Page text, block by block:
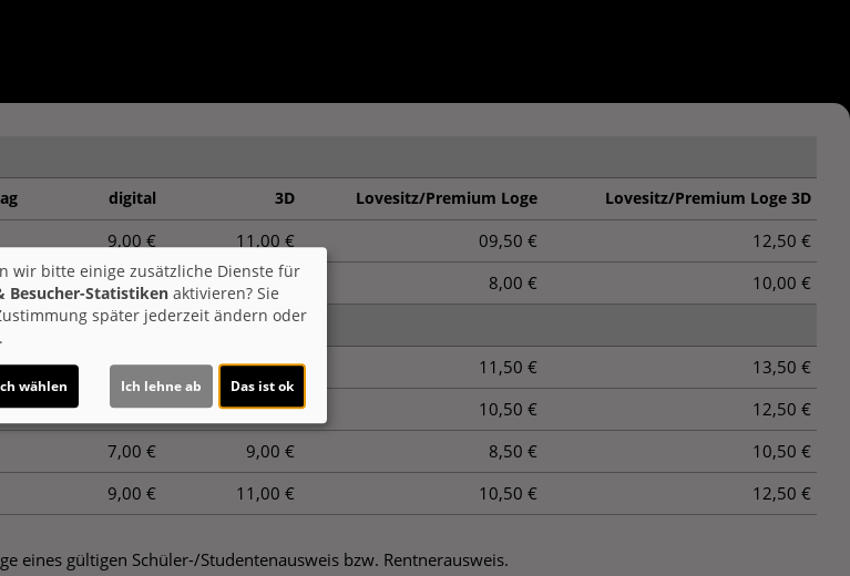
digital 3D Lovesitz/Premium Loge Lovesitz/Premium Loge 3D
9,00 € 11,00 € 09,50 €
12,50 €
6,50 € 8,50 € 8,00 € 10,00 €
10,00 € 12,00 € 11,50 €
13,50 €
9,00 € 11,00 € 10,50 €
12,50 €
7,00 € 9,00 € 8,50 €
10,50 €
9,00 € 11,00 € 10,50 € 12,50 €
eines gültigen Schüler-/Studentenausweis bzw. Rentnerausweis.
wir bitte einige zusätzliche Dienste für
Besucher-Statistiken aktivieren? Sie
später jederzeit ändern oder
wählen Ich lehne ab Das ist ok